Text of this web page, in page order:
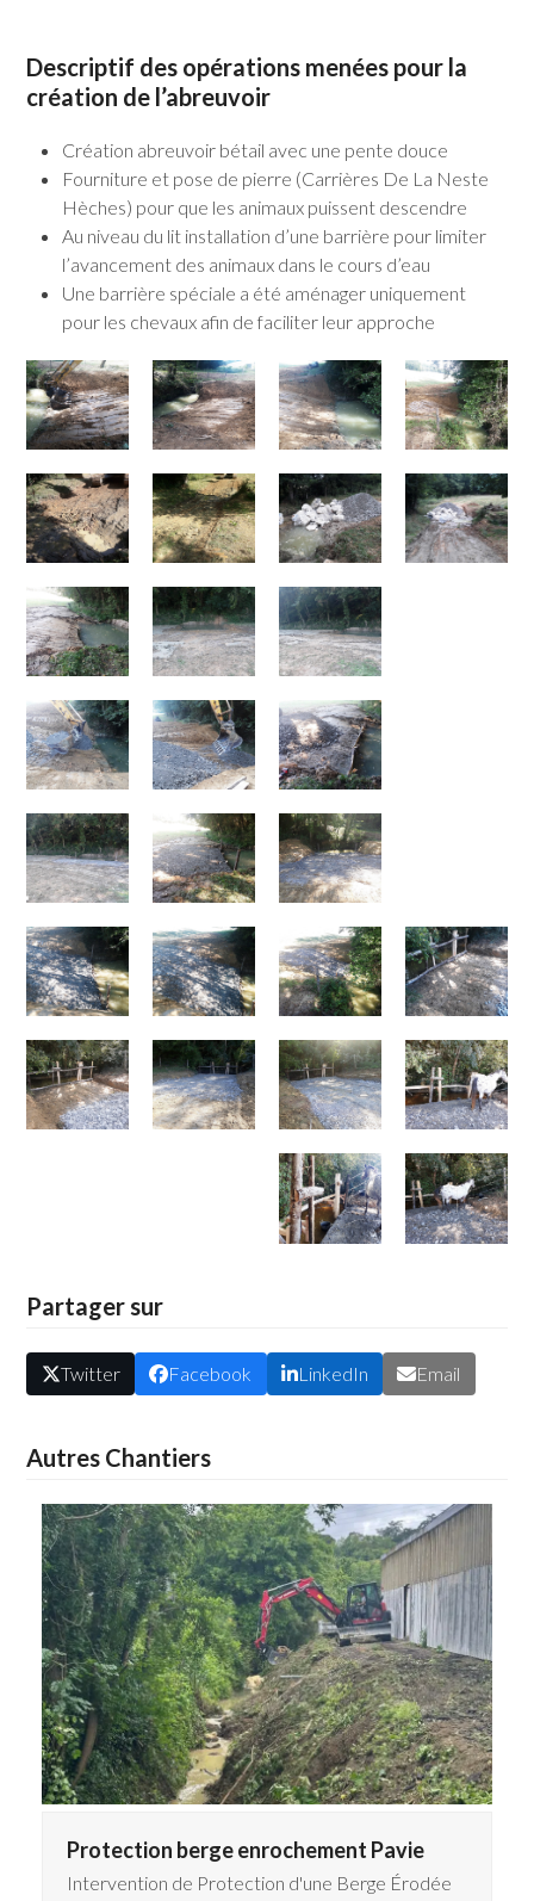
Descriptif des opérations menées pour la
création de l’abreuvoir
Création abreuvoir bétail avec une pente douce
Fourniture et pose de pierre (Carrières De La Neste
Hèches) pour que les animaux puissent descendre
Au niveau du lit installation d’une barrière pour limiter
l’avancement des animaux dans le cours d’eau
Une barrière spéciale a été aménager uniquement
pour les chevaux afin de faciliter leur approche
Partager sur
Twitter Facebook LinkedIn Email
Autres Chantiers
Protection berge enrochement Pavie
Intervention de Protection d'une Berge Érodée